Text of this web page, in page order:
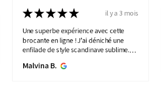
★★★★★
il y a 3 mois
Une superbe expérience avec cette
brocante en ligne ! J’ai déniché une
enfilade de style scandinave sublime.
mon intérieure. Service ...
Malvina B.